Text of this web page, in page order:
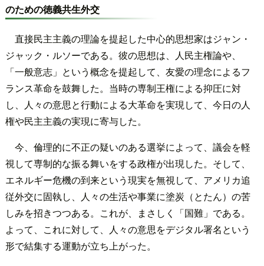
のための徳義共生外交
直接民主主義の理論を提起した中心的思想家はジャン・
ジャック・ルソーである。彼の思想は、人民主権論や、
「一般意志」という概念を提起して、友愛の理念によるフ
ランス革命を鼓舞した。当時の専制王権による抑圧に対
し、人々の意思と行動による大革命を実現して、今日の人
権や民主主義の実現に寄与した。
今、倫理的に不正の疑いのある選挙によって、議会を軽
視して専制的な振る舞いをする政権が出現した。そして、
エネルギー危機の到来という現実を無視して、アメリカ追
従外交に固執し、人々の生活や事業に塗炭（とたん）の苦
しみを招きつつある。これが、まさしく「国難」である。
よって、これに対して、人々の意思をデジタル署名という
形で結集する運動が立ち上がった。